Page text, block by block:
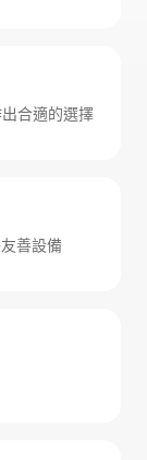
合適的選擇
善設備